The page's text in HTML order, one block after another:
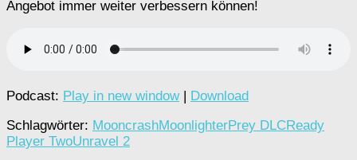
Angebot immer weiter verbessern können!
Podcast: Play in new window| Download
Schlagwörter: MooncrashMoonlighterPrey DLCReady
Player TwoUnravel 2